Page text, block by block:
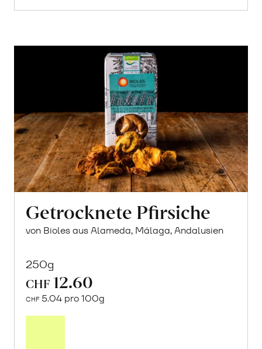
Getrocknete Pfirsiche
von Bioles aus Alameda, Málaga, Andalusien
250g
CHF 12.60
CHF 5.04 pro 100g